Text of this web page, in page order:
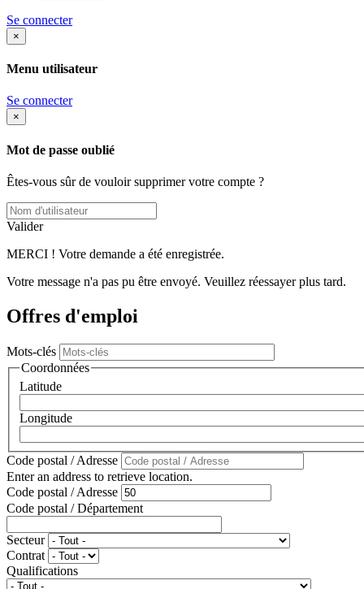
Se connecter
×
Menu utilisateur
Se connecter
×
Mot de passe oublié
Êtes-vous sûr de vouloir supprimer votre compte ?
Valider
MERCI ! Votre demande a été enregistrée.
Votre message n'a pas pu être envoyé. Veuillez réessayer plus tard.
Offres d'emploi
Mots-clés
Coordonnées
Latitude
Longitude
Code postal / Adresse
Enter an address to retrieve location.
Code postal / Adresse
Code postal / Département
Secteur
Contrat
Qualifications